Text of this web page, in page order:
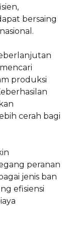
bersaing
produksi
cerah bagi
peranan
jenis ban
efisiensi